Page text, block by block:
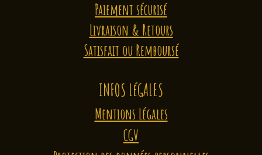
Paiement sécurisé
Livraison & Retours
Satisfait ou Remboursé
INFOS LéGALES
Mentions Légales
CGV